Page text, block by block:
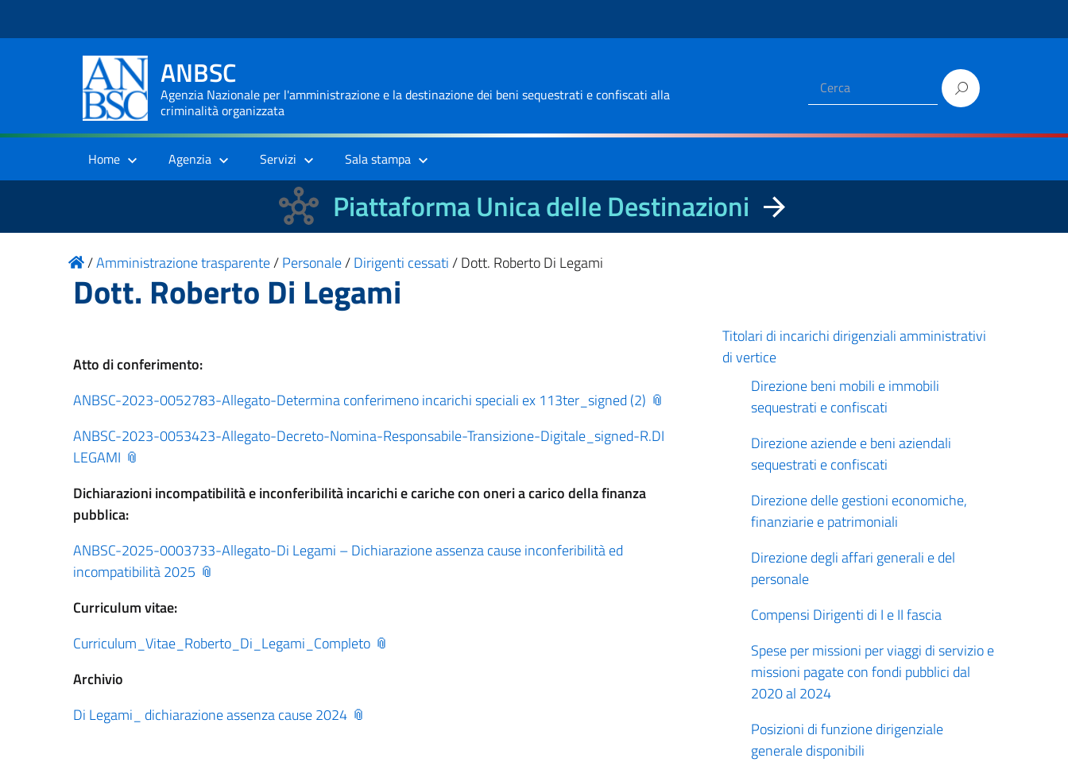
ANBSC
Agenzia Nazionale per l'amministrazione e la destinazione dei beni sequestrati e confiscati alla
criminalità organizzata
Home Agenzia Servizi Sala stampa
Piattaforma Unica delle Destinazioni
/Amministrazione trasparente/Personale/Dirigenti cessati/Dott. Roberto Di Legami
Dott. Roberto Di Legami
Atto di conferimento:
ANBSC-2023-0052783-Allegato-Determina conferimeno incarichi speciali ex 113ter_signed (2)
ANBSC-2023-0053423-Allegato-Decreto-Nomina-Responsabile-Transizione-Digitale_signed-R.DI
LEGAMI
Dichiarazioni incompatibilità e inconferibilità incarichi e cariche con oneri a carico della finanza
pubblica:
ANBSC-2025-0003733-Allegato-Di Legami – Dichiarazione assenza cause inconferibilità ed
incompatibilità 2025
Curriculum vitae:
Curriculum_Vitae_Roberto_Di_Legami_Completo
Archivio
Di Legami_ dichiarazione assenza cause 2024
Titolari di incarichi dirigenziali amministrativi
di vertice
Direzione beni mobili e immobili
sequestrati e confiscati
Direzione aziende e beni aziendali
sequestrati e confiscati
Direzione delle gestioni economiche,
finanziarie e patrimoniali
Direzione degli affari generali e del
personale
Compensi Dirigenti di I e II fascia
Spese per missioni per viaggi di servizio e
missioni pagate con fondi pubblici dal
2020 al 2024
Posizioni di funzione dirigenziale
generale disponibili